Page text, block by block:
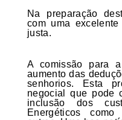
Na preparação
com uma
justa.
A comissão para
aumento das
senhorios. Esta
negocial que pode
inclusão dos
Energéticos